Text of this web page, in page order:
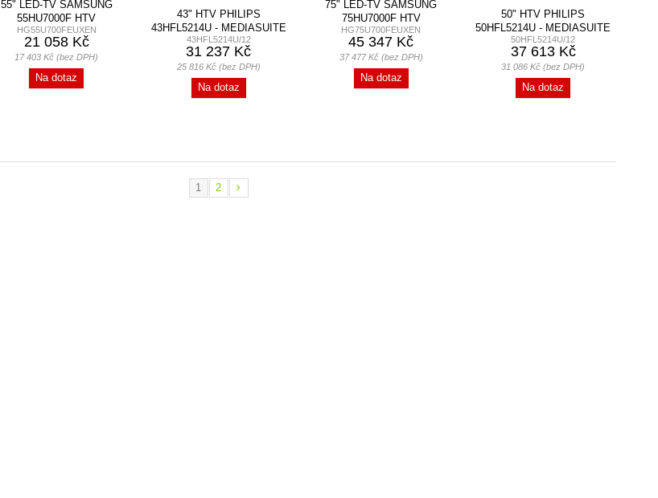
55" LED-TV SAMSUNG
55HU7000F HTV
HG55U700FEUXEN
21 058 Kč
17 403 Kč (bez DPH)
Na dotaz
43" HTV PHILIPS
43HFL5214U - MEDIASUITE
43HFL5214U/12
31 237 Kč
25 816 Kč (bez DPH)
Na dotaz
75" LED-TV SAMSUNG
75HU7000F HTV
HG75U700FEUXEN
45 347 Kč
37 477 Kč (bez DPH)
Na dotaz
50" HTV PHILIPS
50HFL5214U - MEDIASUITE
50HFL5214U/12
37 613 Kč
31 086 Kč (bez DPH)
Na dotaz
1 2